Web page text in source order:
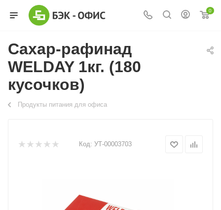
0
Сахар-рафинад
WELDAY 1кг. (180
кусочков)
Продукты питания для офиса
Код: УТ-00003703